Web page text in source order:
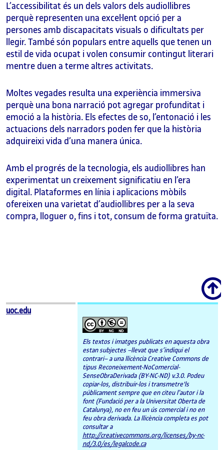
L’accessibilitat és un dels valors dels audiollibres
perquè representen una excel·lent opció per a
persones amb discapacitats visuals o dificultats per
llegir. També són populars entre aquells que tenen un
estil de vida ocupat i volen consumir contingut literari
mentre duen a terme altres activitats.
Moltes vegades resulta una experiència immersiva
perquè una bona narració pot agregar profunditat i
emoció a la història. Els efectes de so, l’entonació i les
actuacions dels narradors poden fer que la història
adquireixi vida d’una manera única.
Amb el progrés de la tecnologia, els audiollibres han
experimentat un creixement significatiu en l’era
digital. Plataformes en línia i aplicacions mòbils
ofereixen una varietat d’audiollibres per a la seva
compra, lloguer o, fins i tot, consum de forma gratuïta.
Scroll
uoc.edu
Els textos i imatges publicats en aquesta obra
estan subjectes –llevat que s’indiqui el
contrari– a una llicència Creative Commons de
tipus Reconeixement-NoComercial-
SenseObraDerivada (BY-NC-ND) v.3.0. Podeu
copiar-los, distribuir-los i transmetre'ls
públicament sempre que en citeu l’autor i la
font (Fundació per a la Universitat Oberta de
Catalunya), no en feu un ús comercial i no en
feu obra derivada. La llicència completa es pot
consultar a
http://creativecommons.org/licenses/by-nc-
nd/3.0/es/legalcode.ca